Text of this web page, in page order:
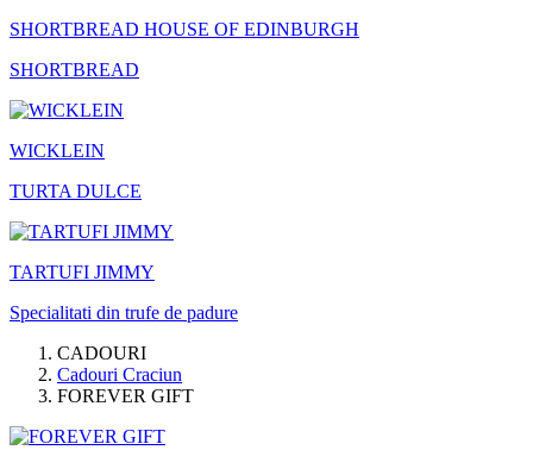
SHORTBREAD HOUSE OF EDINBURGH
SHORTBREAD
WICKLEIN
TURTA DULCE
TARTUFI JIMMY
Specialitati din trufe de padure
CADOURI
Cadouri Craciun
FOREVER GIFT